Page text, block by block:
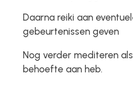
Daarna reiki aan
gebeurtenissen geven
Nog verder mediteren
behoefte aan heb.